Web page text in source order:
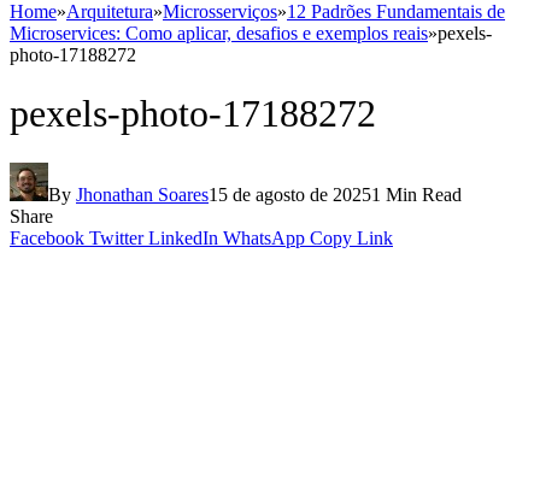
Home»Arquitetura»Microsserviços»12 Padrões Fundamentais de
Microservices: Como aplicar, desafios e exemplos reais»pexels-
photo-17188272
pexels-photo-17188272
By Jhonathan Soares15 de agosto de 20251 Min Read
Share
Facebook Twitter LinkedIn WhatsApp Copy Link